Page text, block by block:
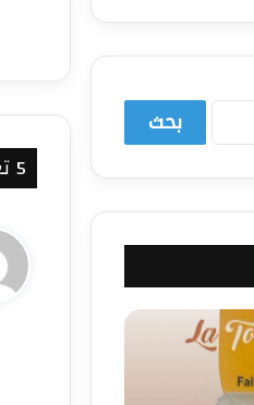
‫5 تعليقات
البحث